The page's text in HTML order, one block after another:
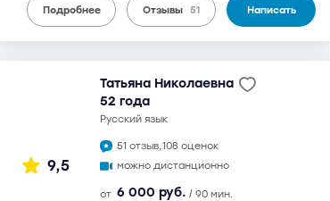
Подробнее Отзывы 51 Написать
9,5
Татьяна Николаевна
52 года
русский язык
51 отзыв,108 оценок
можно дистанционно
от 6 000 руб. / 90 мин.